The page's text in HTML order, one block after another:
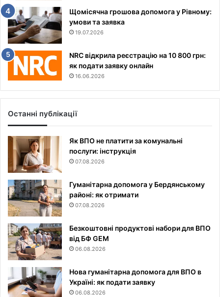
Щомісячна грошова допомога у Рівному:
умови та заявка
19.07.2026
NRC відкрила реєстрацію на 10 800 грн:
як подати заявку онлайн
16.06.2026
Останні публікації
Як ВПО не платити за комунальні
послуги: інструкція
07.08.2026
Гуманітарна допомога у Бердянському
районі: як отримати
07.08.2026
Безкоштовні продуктові набори для ВПО
від БФ GEM
06.08.2026
Нова гуманітарна допомога для ВПО в
Україні: як подати заявку
06.08.2026